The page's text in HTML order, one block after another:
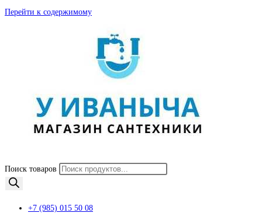
Перейти к содержимому
Поиск товаров
+7 (985) 015 50 08